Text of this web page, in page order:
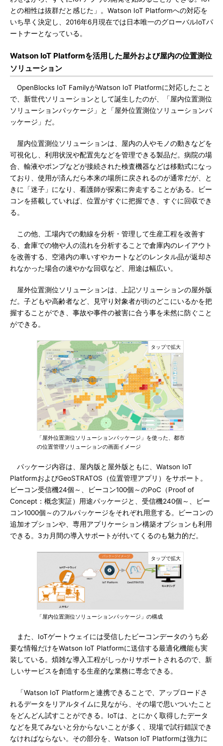
との相性は抜群だと感じた」。Watson IoT Platformへの対応を
いち早く決定し、2016年6月現在では日本唯一のグローバルIoTパ
ートナーとなっている。
Watson IoT Platformを活用した屋外および屋内の位置測位
ソリューション
OpenBlocks IoT FamilyがWatson IoT Platformに対応したこと
で、新世代ソリューションとして誕生したのが、「屋内位置測位
ソリューションパッケージ」と「屋外位置測位ソリューションパ
ッケージ」だ。
屋内位置測位ソリューションは、屋内の人やモノの動きなどを
可視化し、利用状況や配置先などを管理できる製品だ。病院の場
合、輸液やポンプなどが接続された検査機器などは移動式になっ
ており、使用が済んだら本来の場所に戻されるのが通常だが、と
きに「迷子」になり、看護師が探索に奔走することがある。ビー
コンを搭載していれば、位置がすぐに把握でき、すぐに回収でき
る。
この他、工場内での動線を分析・管理して生産工程を改善す
る、倉庫での物や人の流れを分析することで倉庫内のレイアウト
を改善する、空港内の車いすやカートなどのレンタル品が返却さ
れなかった場合の速やかな回収など、用途は幅広い。
屋外位置測位ソリューションは、上記ソリューションの屋外版
だ。子どもや高齢者など、見守り対象者が街のどこにいるかを把
握することができ、事故や事件の被害に合う事を未然に防ぐこと
ができる。
「屋外位置測位ソリューションパッケージ」を使った、都市
の位置管理ソリューションの画面イメージ
パッケージ内容は、屋内版と屋外版ともに、Watson IoT
PlatformおよびGeoSTRATOS（位置管理アプリ）をサポート。
ビーコン受信機24個～、ビーコン100個～のPoC（Proof of
Concept：概念実証）用途パッケージと、受信機240個～、ビー
コン1000個～のフルパッケージをそれぞれ用意する。ビーコンの
追加オプションや、専用アプリケーション構築オプションも利用
できる。3カ月間の導入サポートが付いてくるのも魅力的だ。
「屋内位置測位ソリューションパッケージ」の構成
また、IoTゲートウェイには受信したビーコンデータのうち必
要な情報だけをWatson IoT Platformに送信する最適化機能も実
装している。煩雑な導入工程がしっかりサポートされるので、新
しいサービスを創造する生産的な業務に専念できる。
「Watson IoT Platformと連携できることで、アップロードさ
れるデータをリアルタイムに見ながら、その場で思いついたこと
をどんどん試すことができる。IoTは、とにかく取得したデータ
などを見てみないと分からないことが多く、現場で試行錯誤でき
なければならない。その部分を、Watson IoT Platformは強力に